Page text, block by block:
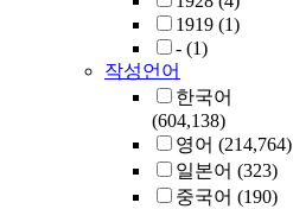
1919 (1)
- (1)
작성언어
한국어
(604,138)
영어 (214,764)
일본어 (323)
중국어 (190)